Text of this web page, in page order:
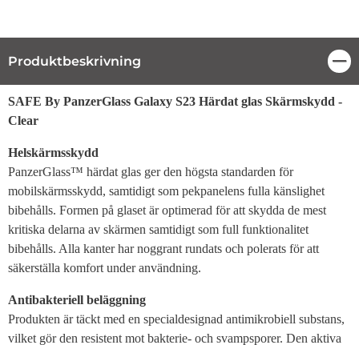
Produktbeskrivning
Produktbeskrivning
SAFE By PanzerGlass Galaxy S23 Härdat glas Skärmskydd -
Clear
Helskärmsskydd
PanzerGlass™ härdat glas ger den högsta standarden för
mobilskärmsskydd, samtidigt som pekpanelens fulla känslighet
bibehålls. Formen på glaset är optimerad för att skydda de mest
kritiska delarna av skärmen samtidigt som full funktionalitet
bibehålls. Alla kanter har noggrant rundats och polerats för att
säkerställa komfort under användning.
Antibakteriell beläggning
Produkten är täckt med en specialdesignad antimikrobiell substans,
vilket gör den resistent mot bakterie- och svampsporer. Den aktiva